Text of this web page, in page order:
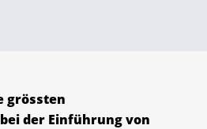
grössten
der Einführung von